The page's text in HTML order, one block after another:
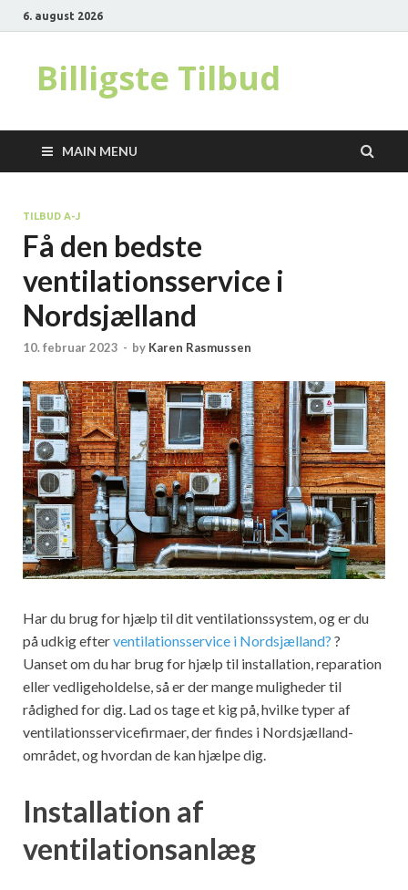
6. august 2026
Billigste Tilbud
MAIN MENU
TILBUD A-J
Få den bedste
ventilationsservice i
Nordsjælland
10. februar 2023 - by Karen Rasmussen
Har du brug for hjælp til dit ventilationssystem, og er du
på udkig efterventilationsservice i Nordsjælland? ?
Uanset om du har brug for hjælp til installation, reparation
eller vedligeholdelse, så er der mange muligheder til
rådighed for dig. Lad os tage et kig på, hvilke typer af
ventilationsservicefirmaer, der findes i Nordsjælland-
området, og hvordan de kan hjælpe dig.
Installation af
ventilationsanlæg